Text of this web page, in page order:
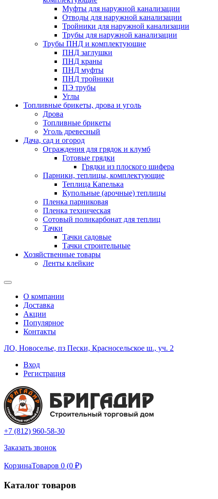
Муфты для наружной канализации
Отводы для наружной канализации
Тройники для наружной канализации
Трубы для наружной канализации
Трубы ПНД и комплектующие
ПНД заглушки
ПНД краны
ПНД муфты
ПНД тройники
ПЭ трубы
Углы
Топливные брикеты, дрова и уголь
Дрова
Топливные брикеты
Уголь древесный
Дача, сад и огород
Ограждения для грядок и клумб
Готовые грядки
Грядки из плоского шифера
Парники, теплицы, комплектующие
Теплица Капелька
Купольные (арочные) теплицы
Пленка парниковая
Пленка техническая
Сотовый поликарбонат для теплиц
Тачки
Тачки садовые
Тачки строительные
Хозяйственные товары
Ленты клейкие
О компании
Доставка
Акции
Популярное
Контакты
ЛО, Новоселье, пз Пески, Красносельское ш., уч. 2
Вход
Регистрация
+7 (812) 960-58-30
Заказать звонок
КорзинаТоваров 0 (0 ₽)
Каталог товаров